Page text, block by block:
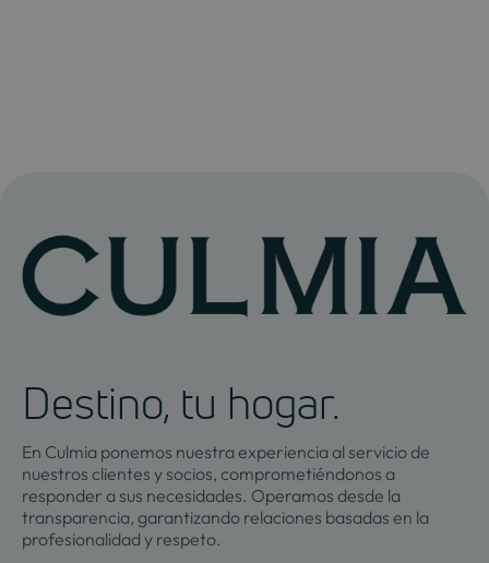
Destino, tu hogar.
En Culmia ponemos nuestra experiencia al servicio de
nuestros clientes y socios, comprometiéndonos a
responder a sus necesidades. Operamos desde la
transparencia, garantizando relaciones basadas en la
profesionalidad y respeto.